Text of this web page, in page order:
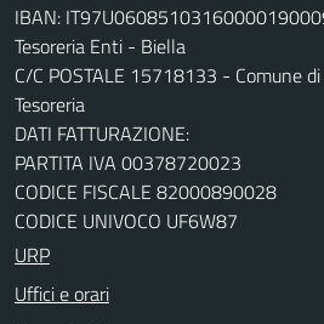
IBAN:
Tesoreria Enti - Biella
C/C POSTALE 15718133 - Comune
Tesoreria
DATI FATTURAZIONE:
PARTITA IVA 00378720023
CODICE FISCALE 82000890028
CODICE UNIVOCO UF6W87
URP
Uffici e orari